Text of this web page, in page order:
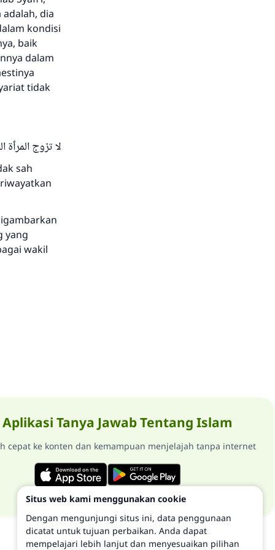
dia
kondisi
baik
dalam
tidak
لا تزوج المرأة
sah
yang
wakil
Aplikasi Tanya Jawab Tentang Islam
cepat ke konten dan kemampuan menjelajah tanpa internet
Situs web kami menggunakan cookie
Dengan mengunjungi situs ini, data penggunaan
dicatat untuk tujuan perbaikan. Anda dapat
mempelajari lebih lanjut dan menyesuaikan pilihan